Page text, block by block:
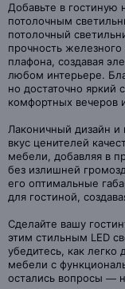
Добавьте в гостиную
потолочным
потолочный
прочность
плафона, создавая
любом интерьере.
но достаточно яркий
комфортных вечеров
Лаконичный дизайн и
вкус ценителей
мебели, добавляя в
без излишней
его оптимальные
для гостиной,
Сделайте вашу
этим стильным LED
убедитесь, как легко
мебели с
остались вопросы —